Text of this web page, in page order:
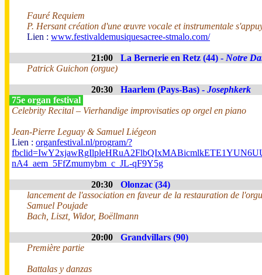
Fauré Requiem
P. Hersant création d'une œuvre vocale et instrumentale
Lien : www.festivaldemusiquesacree-stmalo.com/
21:00 La Bernerie en Retz (44) - Notre
Patrick Guichon (orgue)
20:30 Haarlem (Pays-Bas) - Josephkerk
75e organ festival
Celebrity Recital – Vierhandige improvisaties op orgel en piano
Jean-Pierre Leguay & Samuel Liégeon
Lien : organfestival.nl/program/?
nA4_aem_5FfZmumybm_c_JL-qF9Y5g
20:30
Olonzac (34)
lancement de l'association en faveur de la restauration de
Samuel Poujade
Bach, Liszt, Widor, Boëllmann
20:00
Grandvillars (90)
Première partie
Battalas y danzas